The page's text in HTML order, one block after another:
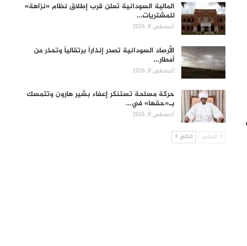
المالية السودانية تعلن قرب إطلاق نظام «نزاهة»
للمشتريات…
أغسطس 8, 2026
الأرصاد السودانية تصدر إنذاراً برتقالياً وتحذر من
أمطار…
أغسطس 8, 2026
حركة مسلحة تستنكر إعفاء بشير هارون وتتمسك
بـ«حقها» في…
أغسطس 8, 2026
السابق التالي